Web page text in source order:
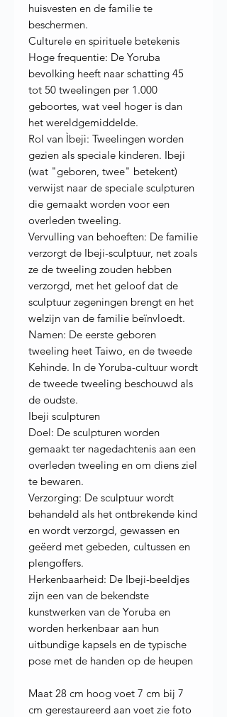
huisvesten en de familie te
beschermen.
Culturele en spirituele betekenis
Hoge frequentie: De Yoruba
bevolking heeft naar schatting 45
tot 50 tweelingen per 1.000
geboortes, wat veel hoger is dan
het wereldgemiddelde.
Rol van Ìbejì: Tweelingen worden
gezien als speciale kinderen. Ibeji
(wat "geboren, twee" betekent)
verwijst naar de speciale sculpturen
die gemaakt worden voor een
overleden tweeling.
Vervulling van behoeften: De familie
verzorgt de Ibeji-sculptuur, net zoals
ze de tweeling zouden hebben
verzorgd, met het geloof dat de
sculptuur zegeningen brengt en het
welzijn van de familie beïnvloedt.
Namen: De eerste geboren
tweeling heet Taiwo, en de tweede
Kehinde. In de Yoruba-cultuur wordt
de tweede tweeling beschouwd als
de oudste.
Ibeji sculpturen
Doel: De sculpturen worden
gemaakt ter nagedachtenis aan een
overleden tweeling en om diens ziel
te bewaren.
Verzorging: De sculptuur wordt
behandeld als het ontbrekende kind
en wordt verzorgd, gewassen en
geëerd met gebeden, cultussen en
plengoffers.
Herkenbaarheid: De Ibeji-beeldjes
zijn een van de bekendste
kunstwerken van de Yoruba en
worden herkenbaar aan hun
uitbundige kapsels en de typische
pose met de handen op de heupen
Maat 28 cm hoog voet 7 cm bij 7
cm gerestaureerd aan voet zie foto